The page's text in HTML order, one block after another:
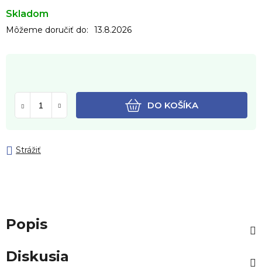
Skladom
Môžeme doručiť do: 13.8.2026
DO KOŠÍKA
Strážiť
Popis
Diskusia